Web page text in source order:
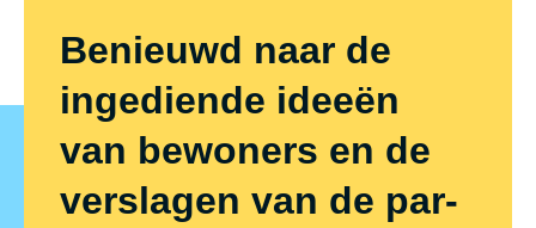
Benieuwd naar de
ingediende ideeën
van bewoners en de
verslagen van de par­